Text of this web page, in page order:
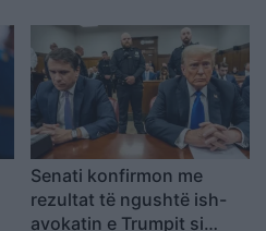
Senati konfirmon me
rezultat të ngushtë ish-
avokatin e Trumpit si